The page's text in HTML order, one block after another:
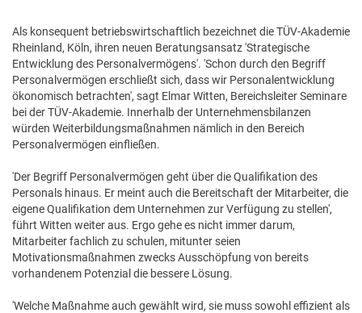
Als konsequent betriebswirtschaftlich bezeichnet die TÜV-Akademie
Rheinland, Köln, ihren neuen Beratungsansatz 'Strategische
Entwicklung des Personalvermögens'. 'Schon durch den Begriff
Personalvermögen erschließt sich, dass wir Personalentwicklung
ökonomisch betrachten', sagt Elmar Witten, Bereichsleiter Seminare
bei der TÜV-Akademie. Innerhalb der Unternehmensbilanzen
würden Weiterbildungsmaßnahmen nämlich in den Bereich
Personalvermögen einfließen.
'Der Begriff Personalvermögen geht über die Qualifikation des
Personals hinaus. Er meint auch die Bereitschaft der Mitarbeiter, die
eigene Qualifikation dem Unternehmen zur Verfügung zu stellen',
führt Witten weiter aus. Ergo gehe es nicht immer darum,
Mitarbeiter fachlich zu schulen, mitunter seien
Motivationsmaßnahmen zwecks Ausschöpfung von bereits
vorhandenem Potenzial die bessere Lösung.
'Welche Maßnahme auch gewählt wird, sie muss sowohl effizient als